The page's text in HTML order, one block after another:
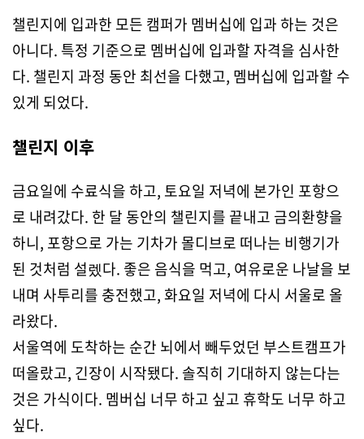
챌린지에 입과한 모든 캠퍼가 멤버십에 입과 하는 것은
아니다. 특정 기준으로 멤버십에 입과할 자격을 심사한
다. 챌린지 과정 동안 최선을 다했고, 멤버십에 입과할 수
있게 되었다.
챌린지 이후
금요일에 수료식을 하고, 토요일 저녁에 본가인 포항으
로 내려갔다. 한 달 동안의 챌린지를 끝내고 금의환향을
하니, 포항으로 가는 기차가 몰디브로 떠나는 비행기가
된 것처럼 설렜다. 좋은 음식을 먹고, 여유로운 나날을 보
내며 사투리를 충전했고, 화요일 저녁에 다시 서울로 올
라왔다.
서울역에 도착하는 순간 뇌에서 빼두었던 부스트캠프가
떠올랐고, 긴장이 시작됐다. 솔직히 기대하지 않는다는
것은 가식이다. 멤버십 너무 하고 싶고 휴학도 너무 하고
싶다.